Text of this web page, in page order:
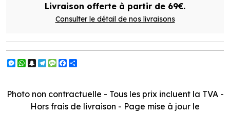
Livraison offerte à partir de 69€.
Consulter le détail de nos livraisons
Messenger
WhatsApp
Snapchat
Telegram
Message
Facebook
Photo non contractuelle - Tous les prix incluent la TVA -
Hors frais de livraison - Page mise à jour le